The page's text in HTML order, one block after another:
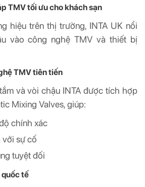
TMV tối ưu cho khách sạn
hiệu trên thị trường, INTA UK nổi
vào công nghệ TMV và thiết bị
TMV tiên tiến
và vòi chậu INTA được tích hợp
Mixing Valves, giúp:
chính xác
với sự cố
tuyệt đối
tế